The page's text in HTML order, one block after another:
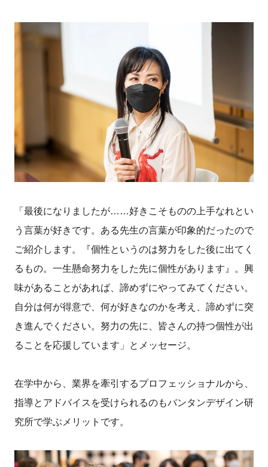
「最後になりましたが……好きこそものの上手なれとい
う言葉が好きです。ある先生の言葉が印象的だったので
ご紹介します。『個性というのは努力をした後に出てく
るもの。一生懸命努力をした先に個性があります』。興
味があることがあれば、諦めずにやってみてください。
自分は何が得意で、何が好きなのかを考え、諦めずに突
き進んでください。努力の先に、皆さんの持つ個性が出
ることを応援しています」とメッセージ。
在学中から、業界を牽引するプロフェッショナルから、
指導とアドバイスを受けられるのもバンタンデザイン研
究所で学ぶメリットです。